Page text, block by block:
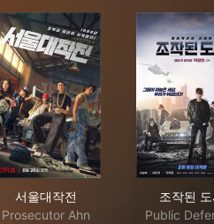
서울대작전
Prosecutor Ahn
조작된
Public